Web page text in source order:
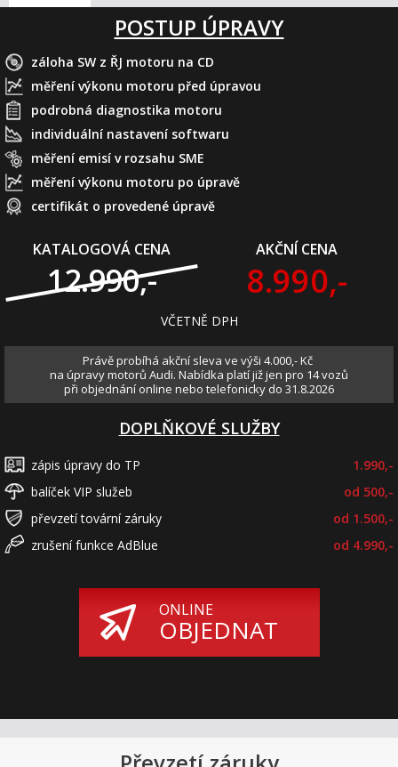
POSTUP ÚPRAVY
záloha SW z ŘJ motoru na CD
měření výkonu motoru před úpravou
podrobná diagnostika motoru
individuální nastavení softwaru
měření emisí v rozsahu SME
měření výkonu motoru po úpravě
certifikát o provedené úpravě
KATALOGOVÁ CENA
12.990,-
AKČNÍ CENA
8.990,-
VČETNĚ DPH
Právě probíhá akční sleva ve výši 4.000,- Kč
na úpravy motorů Audi. Nabídka platí již jen pro 14 vozů
při objednání online nebo telefonicky do 31.8.2026
DOPLŇKOVÉ SLUŽBY
zápis úpravy do TP
balíček VIP služeb
převzetí tovární záruky
zrušení funkce AdBlue
1.990,-
od 500,-
od 1.500,-
od 4.990,-
ONLINE
OBJEDNAT